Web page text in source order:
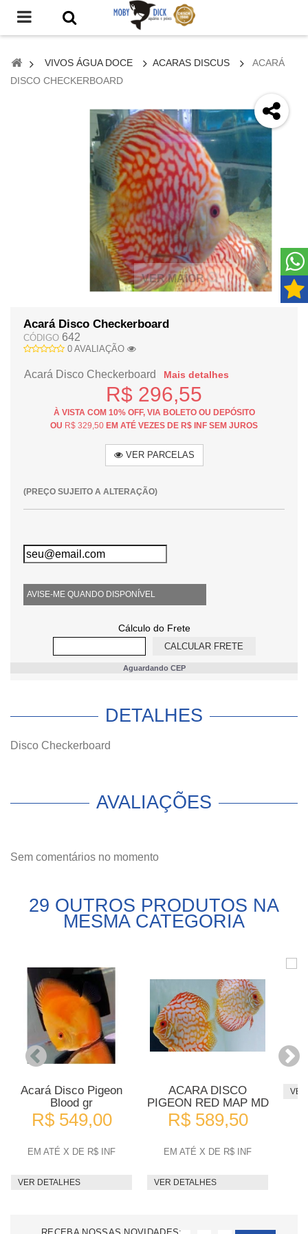
VIVOS ÁGUA DOCE ACARAS DISCUS
ACARÁ
DISCO CHECKERBOARD
VER MAIOR
Acará Disco Checkerboard
CÓDIGO 642
0 AVALIAÇÃO
Acará Disco Checkerboard Mais detalhes
R$ 296,55
À VISTA COM 10% OFF, VIA BOLETO OU DEPÓSITO
OU R$ 329,50 EM ATÉ VEZES DE R$ INF SEM JUROS
VER PARCELAS
(PREÇO SUJEITO A ALTERAÇÃO)
AVISE-ME QUANDO DISPONÍVEL
Cálculo do Frete
Aguardando CEP
DETALHES
Disco Checkerboard
AVALIAÇÕES
Sem comentários no momento
29 OUTROS PRODUTOS NA
MESMA CATEGORIA
Acará Disco Pigeon
Blood gr
R$ 549,00
EM ATÉ X DE R$ INF
VER DETALHES
ACARA DISCO
PIGEON RED MAP MD
R$ 589,50
EM ATÉ X DE R$ INF
VER DETALHES